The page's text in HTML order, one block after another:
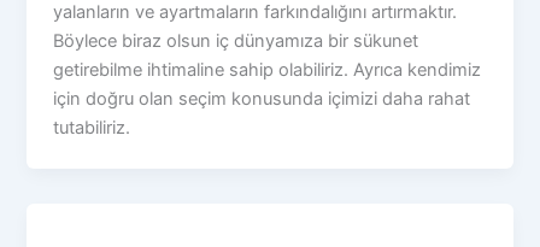
yalanların ve ayartmaların farkındalığını artırmaktır.
Böylece biraz olsun iç dünyamıza bir sükunet
getirebilme ihtimaline sahip olabiliriz. Ayrıca kendimiz
için doğru olan seçim konusunda içimizi daha rahat
tutabiliriz.